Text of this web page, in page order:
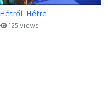
Hétről-Hétre
125 views